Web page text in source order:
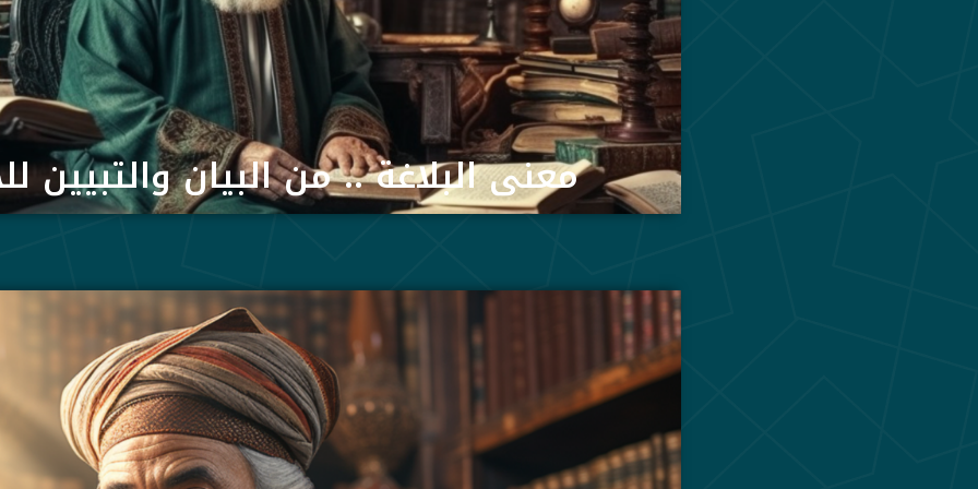
معنى البلاغة .. من البيان والتبيين